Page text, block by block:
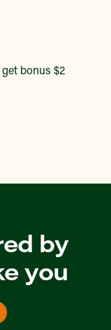
bonus $2
by
you